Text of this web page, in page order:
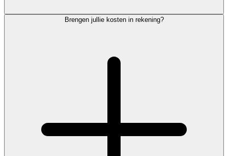
Brengen jullie kosten in rekening?